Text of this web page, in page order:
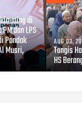
di
dan LPS
Pondok
Musri,
AUG 03,
Tangis
HS